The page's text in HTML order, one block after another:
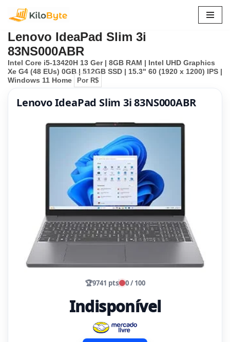
para
o
conteúdo
Lenovo IdeaPad Slim 3i
83NS000ABR
Intel Core i5-13420H 13 Ger | 8GB RAM | Intel UHD Graphics
Xe G4 (48 EUs) 0GB | 512GB SSD | 15.3" 60 (1920 x 1200) IPS |
Windows 11 Home
Por R$
Lenovo IdeaPad Slim 3i 83NS000ABR
🏆9741 pts 0 / 100
Indisponível